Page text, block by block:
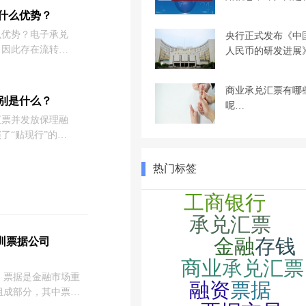
载票据无效，
的来，你不记
么优势？
势？电子承兑
此存在流转的
易平台的优
是什么？
并发放保理融
“贴现行”的角
票据公司
是金融市场重
成部分，其中票据
央行正式发布《中
人民币的研发进
商业承兑汇票有哪
呢…
热门标签